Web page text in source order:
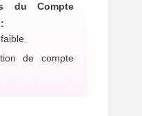
du Compte
de compte